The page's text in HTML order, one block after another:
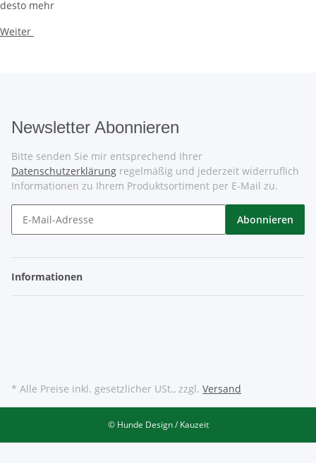
desto mehr
Weiter
Newsletter Abonnieren
Bitte senden Sie mir entsprechend Ihrer
Datenschutzerklärung regelmäßig und jederzeit widerruflich
Informationen zu Ihrem Produktsortiment per E-Mail zu.
Abonnieren
Informationen
* Alle Preise inkl. gesetzlicher USt., zzgl. Versand
© Hunde Design / Kauzeit